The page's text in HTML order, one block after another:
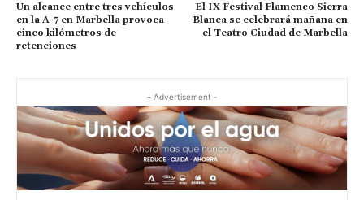
Un alcance entre tres vehículos
en la A-7 en Marbella provoca
cinco kilómetros de
retenciones
El IX Festival Flamenco Sierra
Blanca se celebrará mañana en
el Teatro Ciudad de Marbella
- Advertisement -